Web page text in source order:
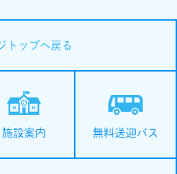
トップへ戻る
施設案内 無料送迎バス